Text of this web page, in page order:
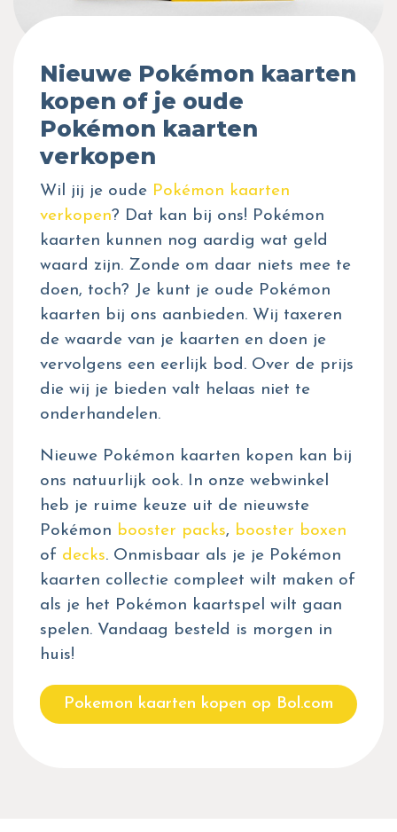
Nieuwe Pokémon kaarten
kopen of je oude
Pokémon kaarten
verkopen
Wil jij je oude Pokémon kaarten
verkopen? Dat kan bij ons! Pokémon
kaarten kunnen nog aardig wat geld
waard zijn. Zonde om daar niets mee te
doen, toch? Je kunt je oude Pokémon
kaarten bij ons aanbieden. Wij taxeren
de waarde van je kaarten en doen je
vervolgens een eerlijk bod. Over de prijs
die wij je bieden valt helaas niet te
onderhandelen.
Nieuwe Pokémon kaarten kopen kan bij
ons natuurlijk ook. In onze webwinkel
heb je ruime keuze uit de nieuwste
Pokémon booster packs, booster boxen
of decks. Onmisbaar als je je Pokémon
kaarten collectie compleet wilt maken of
als je het Pokémon kaartspel wilt gaan
spelen. Vandaag besteld is morgen in
huis!
Pokemon kaarten kopen op Bol.com